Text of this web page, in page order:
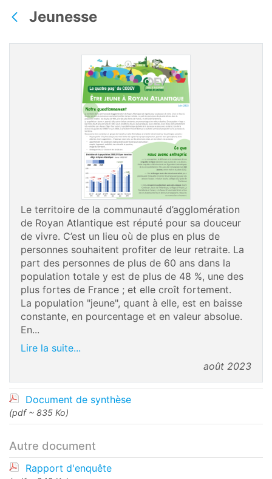
Jeunesse
Le territoire de la communauté d’agglomération
de Royan Atlantique est réputé pour sa douceur
de vivre. C’est un lieu où de plus en plus de
personnes souhaitent profiter de leur retraite. La
part des personnes de plus de 60 ans dans la
population totale y est de plus de 48 %, une des
plus fortes de France ; et elle croît fortement.
La population "jeune", quant à elle, est en baisse
constante, en pourcentage et en valeur absolue.
En...
Lire la suite...
août 2023
Document de synthèse
(pdf ~ 835 Ko)
Autre document
Rapport d'enquête